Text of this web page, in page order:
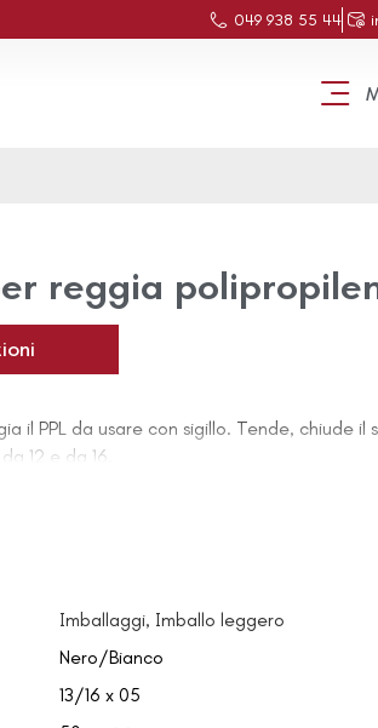
049 938 55 44
reggia
il PPL da usare con sigillo. Tende, chiude il
12 e da 16.
Imballaggi, Imballo leggero
Nero/Bianco
13/16 x 05